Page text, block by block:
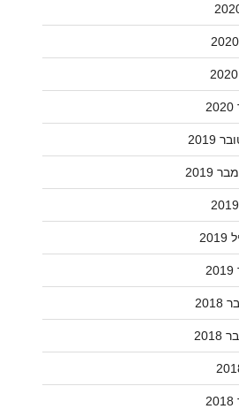
2019
2019